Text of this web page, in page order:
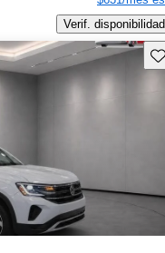
Verif. disponibilidad